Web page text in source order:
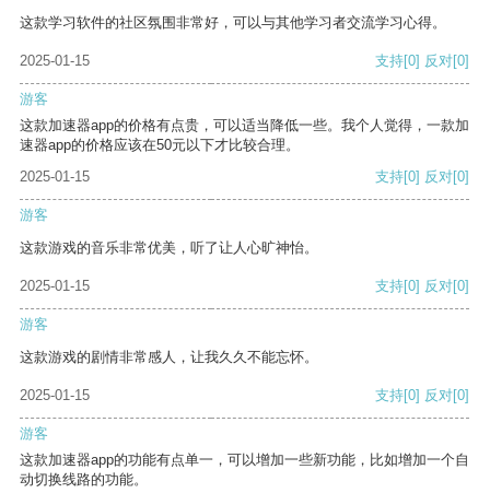
这款学习软件的社区氛围非常好，可以与其他学习者交流学习心得。
2025-01-15 支持[0] 反对[0]
游客
这款加速器app的价格有点贵，可以适当降低一些。我个人觉得，一款加
速器app的价格应该在50元以下才比较合理。
2025-01-15
支持[0] 反对[0]
游客
这款游戏的音乐非常优美，听了让人心旷神怡。
2025-01-15 支持[0] 反对[0]
游客
这款游戏的剧情非常感人，让我久久不能忘怀。
2025-01-15 支持[0] 反对[0]
游客
这款加速器app的功能有点单一，可以增加一些新功能，比如增加一个自
动切换线路的功能。